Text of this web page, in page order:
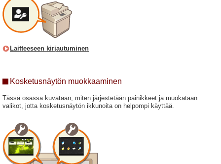
Laitteeseen kirjautuminen
Kosketusnäytön muokkaaminen
Tässä osassa kuvataan, miten järjestetään painikkeet ja muokataan
valikot, jotta kosketusnäytön ikkunoita on helpompi käyttää.